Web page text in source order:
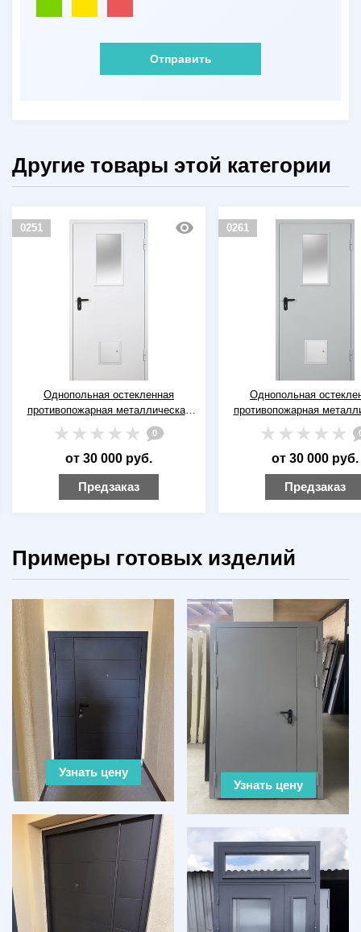
Отправить
Другие товары этой категории
0251
Однопольная остекленная
противопожарная металлическая
дверь ДПМ(О)-01 EI-60 RAL 9016
(белая) со стыковочным узлом
0
от 30 000 руб.
Предзаказ
0261
Однопольная
противопожарная
дверь ДПМ(О)-01 EI-60
(серая) со
от 30 000 руб.
Предзаказ
Примеры готовых изделий
Узнать цену
Узнать цену